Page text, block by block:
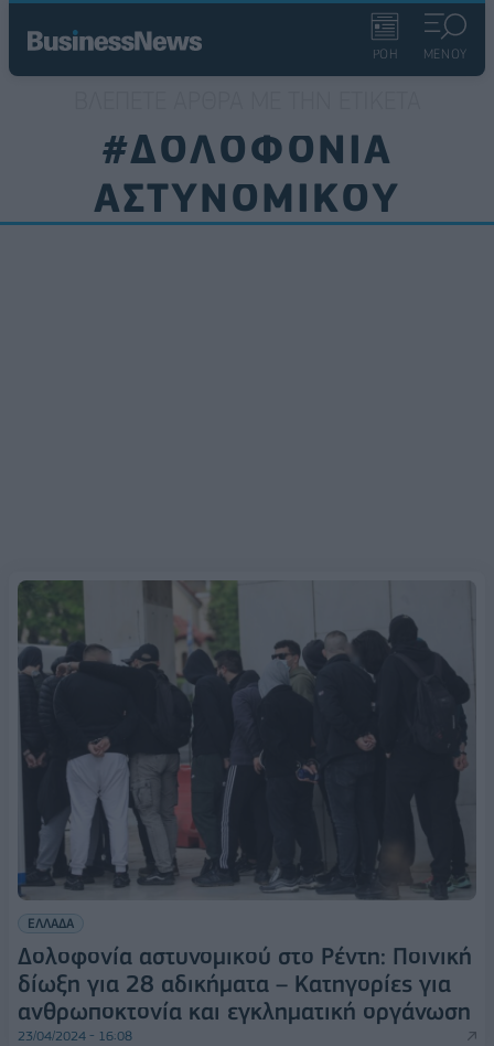
ΡΟΗ ΜΕΝΟΥ
#ΔΟΛΟΦΟΝΙΑ
ΑΣΤΥΝΟΜΙΚΟΥ
ΕΛΛΑΔΑ
Δολοφονία αστυνομικού στο Ρέντη: Ποινική
δίωξη για 28 αδικήματα – Κατηγορίες για
ανθρωποκτονία και εγκληματική οργάνωση
23/04/2024 - 16:08